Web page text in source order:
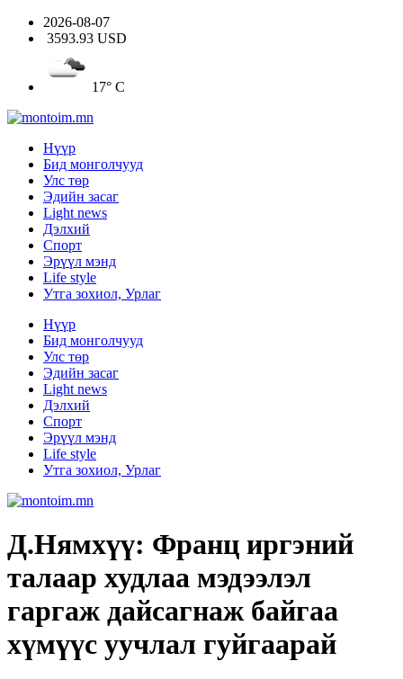
2026-08-07
3593.93 USD
17° C
Нүүр
Бид монголчууд
Улс төр
Эдийн засаг
Light news
Дэлхий
Спорт
Эрүүл мэнд
Life style
Утга зохиол, Урлаг
Нүүр
Бид монголчууд
Улс төр
Эдийн засаг
Light news
Дэлхий
Спорт
Эрүүл мэнд
Life style
Утга зохиол, Урлаг
Д.Нямхүү: Франц иргэний
талаар худлаа мэдээлэл
гаргаж дайсагнаж байгаа
хүмүүс уучлал гуйгаарай